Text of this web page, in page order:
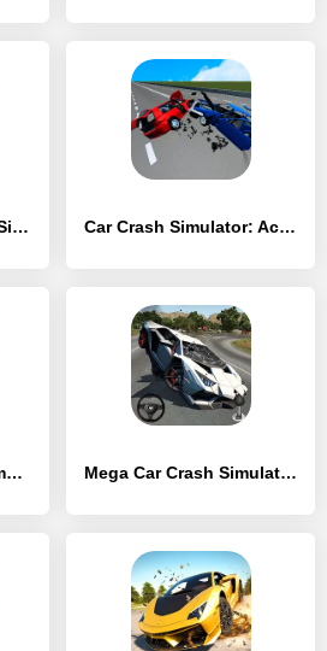
RCC - Real Car Crash Simulator - [MOD Бесконечные деньги] Car Crash Simulator: Accident - [MOD Бесконечные деньги]
Russian Car Crash Simulator - [MOD Бесконечные деньги] Mega Car Crash Simulator - [MOD Бесконечные монеты]